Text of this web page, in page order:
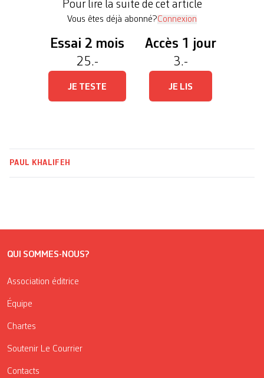
sur un front de 120 km allant du Golan syrien […]
Pour lire la suite de cet article
Vous êtes déjà abonné?Connexion
Essai 2 mois
25.-
JE TESTE
Accès 1 jour
3.-
JE LIS
PAUL KHALIFEH
QUI SOMMES-NOUS?
Association éditrice
Équipe
Chartes
Soutenir Le Courrier
Contacts